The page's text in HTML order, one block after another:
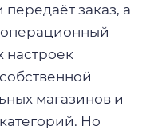
заказ, а
настроек
магазинов и
Но